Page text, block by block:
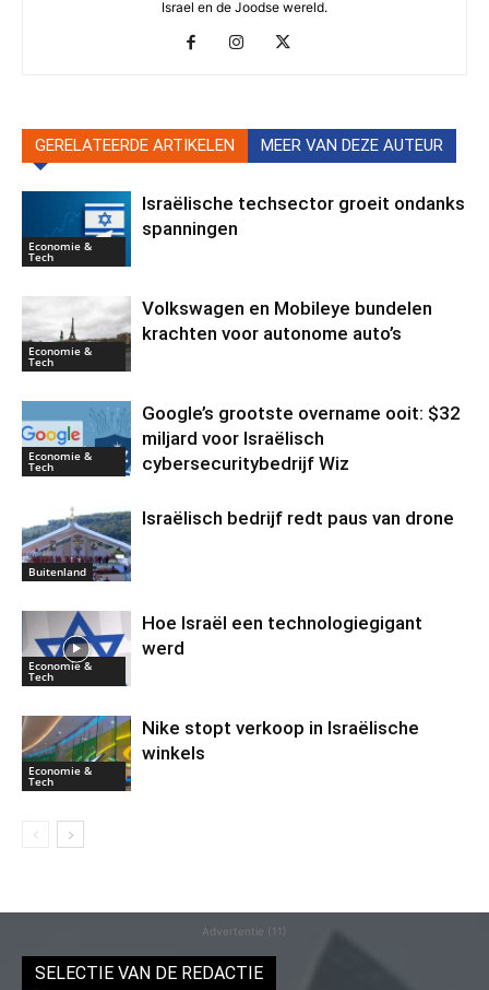
Israel en de Joodse wereld.
GERELATEERDE ARTIKELEN MEER VAN DEZE AUTEUR
Economie &
Tech
Israëlische techsector groeit ondanks
spanningen
Economie &
Tech
Volkswagen en Mobileye bundelen
krachten voor autonome auto’s
Economie &
Tech
Google’s grootste overname ooit: $32
miljard voor Israëlisch
cybersecuritybedrijf Wiz
Buitenland
Israëlisch bedrijf redt paus van drone
Economie &
Tech
Hoe Israël een technologiegigant
werd
Economie &
Tech
Nike stopt verkoop in Israëlische
winkels
Advertentie (11)
SELECTIE VAN DE REDACTIE